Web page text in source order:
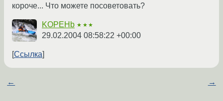
короче... Что можете посоветовать?
KOPEHb ★★★
29.02.2004 08:58:22 +00:00
Ссылка
← →